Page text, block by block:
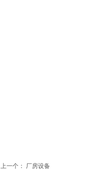
上一个： 厂房设备